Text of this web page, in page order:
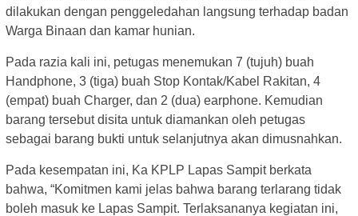
dilakukan dengan penggeledahan langsung terhadap badan
Warga Binaan dan kamar hunian.
Pada razia kali ini, petugas menemukan 7 (tujuh) buah
Handphone, 3 (tiga) buah Stop Kontak/Kabel Rakitan, 4
(empat) buah Charger, dan 2 (dua) earphone. Kemudian
barang tersebut disita untuk diamankan oleh petugas
sebagai barang bukti untuk selanjutnya akan dimusnahkan.
Pada kesempatan ini, Ka KPLP Lapas Sampit berkata
bahwa, “Komitmen kami jelas bahwa barang terlarang tidak
boleh masuk ke Lapas Sampit. Terlaksananya kegiatan ini,